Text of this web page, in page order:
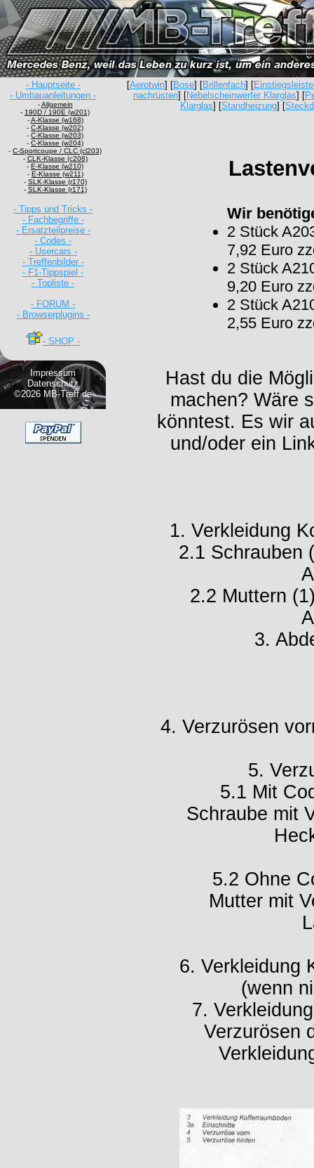
- Hauptseite -
- Umbauanleitungen -
-Allgemein
- 190D / 190E (w201)
-A-Klasse (w168)
- C-Klasse (w202)
- C-Klasse (w203)
- C-Klasse (w204)
- C-Sportcoupe / CLC (cl203)
- CLK-Klasse (c208)
- E-Klasse (w210)
- E-Klasse (w211)
- SLK-Klasse (r170)
- SLK-Klasse (r171)
- Tipps und Tricks -
- Fachbegriffe -
- Ersatzteilpreise -
- Codes -
- Usercars -
- Treffenbilder -
- F1-Tippspiel -
- Topliste -
- FORUM -
- Browserplugins -
- SHOP -
Impressum
Datenschutz
©2026 MB-Treff.de
[Aerotwin] [Bose] [Brillenfach] [
nachrüsten] [Nebelscheinwerfer Klarglas] [
Klarglas] [Standheizung] [
Wir
2 Stück
7,92 Euro
2 Stück
9,20 Euro
2 Stück
2,55 Euro
Hast du die
machen? Wäre
könntest. Es wir
und/oder ein
1. Verkleidung
2.1 Schrauben
2.2 Muttern
3.
4. Verzurösen
5.
5.1 Mit
Schraube mit
5.2 Ohne
Mutter mit
6. Verkleidung
(wenn
7.
Verzurösen